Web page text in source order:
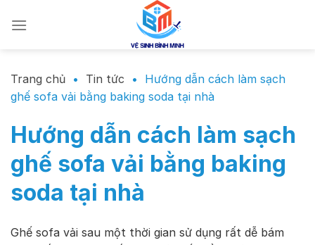
đến
Trang chủ • Tin tức •
Hướng dẫn cách làm sạch
ghế sofa vải bằng baking soda tại nhà
Hướng dẫn cách làm sạch
ghế sofa vải bằng baking
soda tại nhà
Ghế sofa vải sau một thời gian sử dụng rất dễ bám